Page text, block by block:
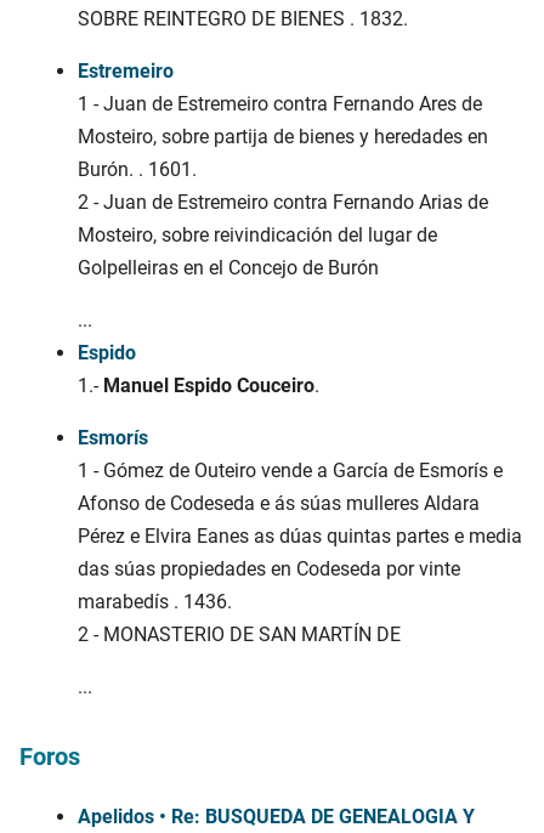
SOBRE REINTEGRO DE BIENES . 1832.
Estremeiro
1 - Juan de Estremeiro contra Fernando Ares de
Mosteiro, sobre partija de bienes y heredades en
Burón. . 1601.
2 - Juan de Estremeiro contra Fernando Arias de
Mosteiro, sobre reivindicación del lugar de
Golpelleiras en el Concejo de Burón
...
Espido
1.- Manuel Espido Couceiro.
Esmorís
1 - Gómez de Outeiro vende a García de Esmorís e
Afonso de Codeseda e ás súas mulleres Aldara
Pérez e Elvira Eanes as dúas quintas partes e media
das súas propiedades en Codeseda por vinte
marabedís . 1436.
2 - MONASTERIO DE SAN MARTÍN DE
...
Foros
Apelidos • Re: BUSQUEDA DE GENEALOGIA Y